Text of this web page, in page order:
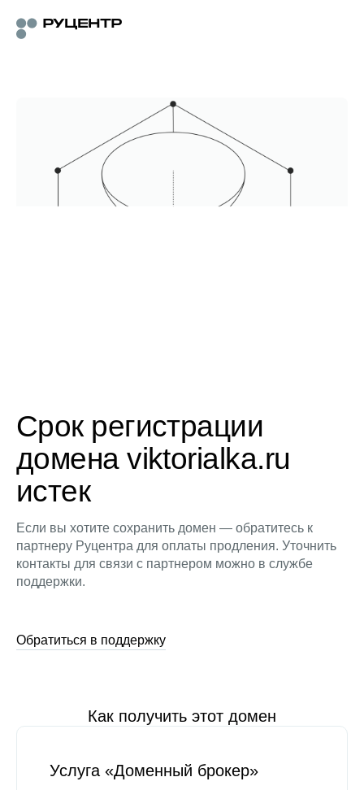
Срок регистрации
домена viktorialka.ru
истек
Если вы хотите сохранить домен — обратитесь к
партнеру Руцентра для оплаты продления. Уточнить
контакты для связи с партнером можно в службе
поддержки.
Обратиться в поддержку
Как получить этот домен
Услуга «Доменный брокер»